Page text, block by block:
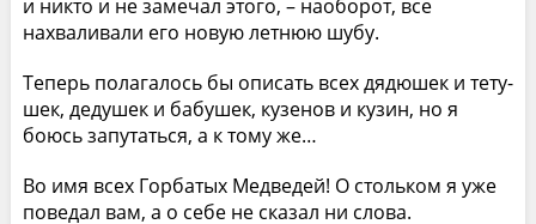
и никто и не замечал этого, – наоборот, все
нахваливали его но­вую летнюю шубу.
Теперь полагалось бы описать всех дядюшек и тету­
шек, дедушек и бабушек, кузенов и кузин, но я
боюсь запутаться, а к тому же…
Во имя всех Горбатых Медведей! О стольком я уже
поведал вам, а о себе не сказал ни слова.